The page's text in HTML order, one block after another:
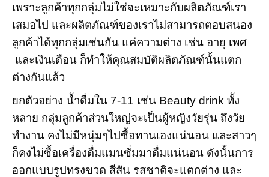
เพราะลูกค้าทุกกลุ่มไม่ใช่จะเหมาะกับผลิตภัณฑ์เรา
เสมอไป และผลิตภัณฑ์ของเราไม่สามารถตอบสนอง
ลูกค้าได้ทุกกลุ่มเช่นกัน แค่ความต่าง เช่น อายุ เพศ
และเงินเดือน ก็ทำให้คุณสมบัติผลิตภัณฑ์นั้นแตก
ต่างกันแล้ว
ยกตัวอย่าง น้ำดื่มใน 7-11 เช่น Beauty drink ทั้ง
หลาย กลุ่มลูกค้าส่วนใหญ่จะเป็นผู้หญิงวัยรุ่น ถึงวัย
ทำงาน คงไม่มีหนุ่มๆไปซื้อทานเองแน่นอน และสาวๆ
ก็คงไม่ซื้อเครื่องดื่มแมนซั่มมาดื่มแน่นอน ดังนั้นการ
ออกแบบรูปทรงขวด สีสัน รสชาติจะแตกต่าง และ